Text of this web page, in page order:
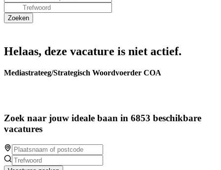
Helaas, deze vacature is niet actief.
Mediastrateeg/Strategisch Woordvoerder COA
Zoek naar jouw ideale baan in 6853 beschikbare
vacatures